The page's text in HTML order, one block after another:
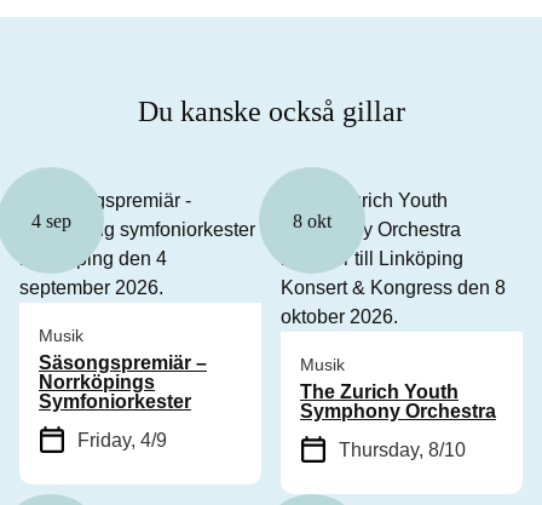
Du kanske också gillar
4 sep
Musik
Säsongspremiär –
Norrköpings
Symfoniorkester
Friday, 4/9
8 okt
Musik
The Zurich Youth
Symphony Orchestra
Thursday, 8/10